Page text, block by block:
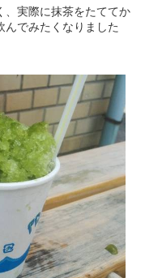
、実際に抹茶をたててか
んでみたくなりました